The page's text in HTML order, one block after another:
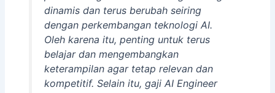
dinamis dan terus berubah seiring
dengan perkembangan teknologi AI.
Oleh karena itu, penting untuk terus
belajar dan mengembangkan
keterampilan agar tetap relevan dan
kompetitif. Selain itu, gaji AI Engineer